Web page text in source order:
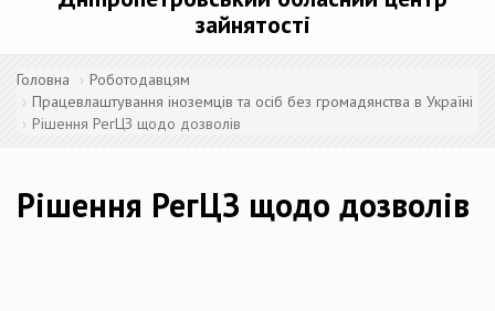
зайнятості
Головна
Роботодавцям
Працевлаштування іноземців та осіб без громадянства в Україні
Рішення РегЦЗ щодо дозволів
Рішення РегЦЗ щодо дозволів